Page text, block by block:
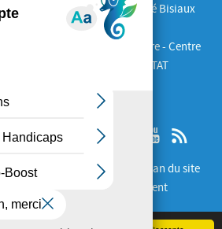
correctement. Plus
Antenne Lorraine : 132 rue André Bisiaux
54320 Maxéville
Antenne Alsace : Place de la Gare - Centre
d'Affaires le 1840 – 67600 SELESTAT
SUIVEZ-NOUS
Mentions Légales
Cookies
Plan du site
Différent et compétent
RGPD